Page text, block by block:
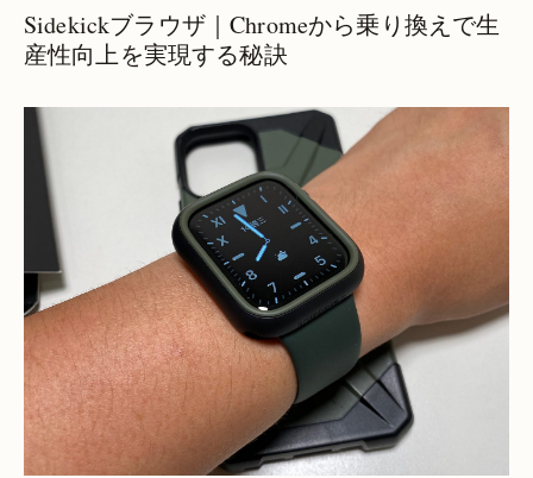
Sidekickブラウザ｜Chromeから乗り換えで生
産性向上を実現する秘訣